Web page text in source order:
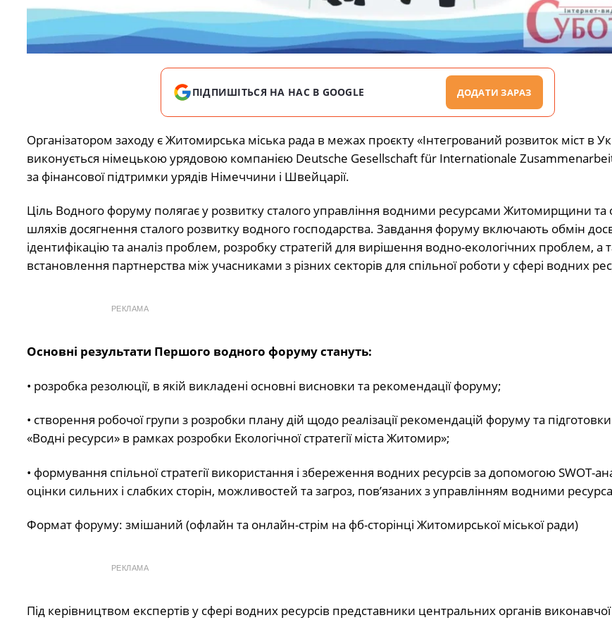
ПІДПИШІТЬСЯ НА НАС В GOOGLE ДОДАТИ ЗАРАЗ
Організатором заходу є Житомирська міська рада в межах проєкту «Інтегрований розвиток міст в
виконується німецькою урядовою компанією Deutsche Gesellschaft für Internationale
за фінансової підтримки урядів Німеччини і Швейцарії.
Ціль Водного форуму полягає у розвитку сталого управління водними ресурсами Житомирщини та
шляхів досягнення сталого розвитку водного господарства. Завдання форуму включають обмін
ідентифікацію та аналіз проблем, розробку стратегій для вирішення водно-екологічних проблем, а
встановлення партнерства між учасниками з різних секторів для спільної роботи у сфері водних
РЕКЛАМА
Основні результати Першого водного форуму стануть:
• розробка резолюції, в якій викладені основні висновки та рекомендації форуму;
• створення робочої групи з розробки плану дій щодо реалізації рекомендацій форуму та підготовки
«Водні ресурси» в рамках розробки Екологічної стратегії міста Житомир»;
• формування спільної стратегії використання і збереження водних ресурсів за допомогою SWOT-
оцінки сильних і слабких сторін, можливостей та загроз, пов’язаних з управлінням водними
Формат форуму: змішаний (офлайн та онлайн-стрім на фб-сторінці Житомирської міської ради)
РЕКЛАМА
Під керівництвом експертів у сфері водних ресурсів представники центральних органів